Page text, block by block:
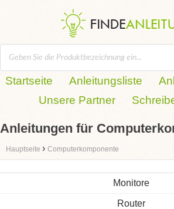
Startseite Anleitungsliste
Unsere Partner
Anleitungen für
Hauptseite › Computerkomponente
Monitore
Router